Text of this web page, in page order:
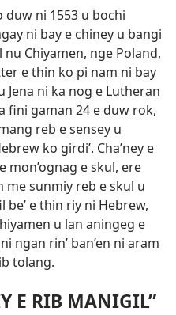
duw ni 1553 u bochi
ni bay e chiney u bangi
Chiyamen, nge Poland,
e thin ko pi nam ni bay
Jena ni ka nog e Lutheran
fini gaman 24 e duw rok,
reb e sensey u
ko girdi’. Cha’ney e
mon’ognag e skul, ere
sunmiy reb e skul u
e thin riy ni Hebrew,
u lan aningeg e
ngan rin’ ban’en ni aram
tolang.
E RIB MANIGIL”